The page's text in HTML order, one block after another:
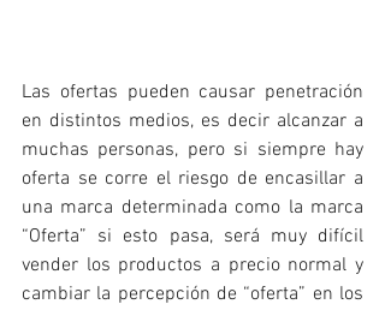
Las ofertas pueden causar penetración
en distintos medios, es decir alcanzar a
muchas personas, pero si siempre hay
oferta se corre el riesgo de encasillar a
una marca determinada como la marca
“Oferta” si esto pasa, será muy difícil
vender los productos a precio normal y
cambiar la percepción de “oferta” en los